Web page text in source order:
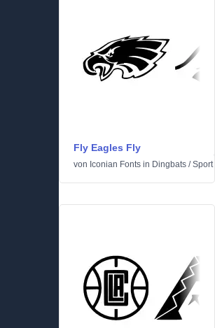
Fly Eagles Fly
von Iconian Fonts in Dingbats /Sport